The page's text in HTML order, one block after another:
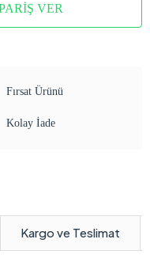
VER
Fırsat Ürünü
Kolay İade
Kargo ve Teslimat